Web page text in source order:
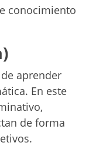
conocimiento
aprender
En este
de forma